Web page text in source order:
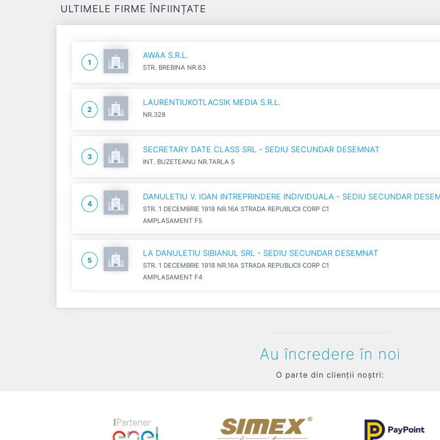
ULTIMELE FIRME ÎNFIINȚATE
1
AWAA S.R.L.
STR. BREBINA NR.63
2
LAURENTIUKOTLACSIK MEDIA S.R.L.
NR.328
3
SECRETARY DATE CLASS SRL - SEDIU SECUNDAR DESEMNAT
INT. BUZETEANU NR.TARLA 5
4
DANULETIU V. IOAN INTREPRINDERE INDIVIDUALA - SEDIU SECUNDAR
STR. 1 DECEMBRIE 1918 NR.16A STRADA REPUBLICII CORP C1
AMPLASAMENT F5
5
LA DANULETIU SIBIANUL SRL - SEDIU SECUNDAR DESEMNAT
STR. 1 DECEMBRIE 1918 NR.16A STRADA REPUBLICII CORP C1
AMPLASAMENT F4
Au încredere în noi
O parte din clienții noștri: